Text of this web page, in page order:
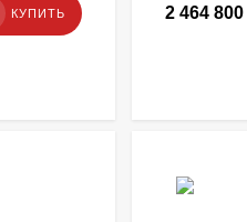
КУПИТЬ 2 464 800